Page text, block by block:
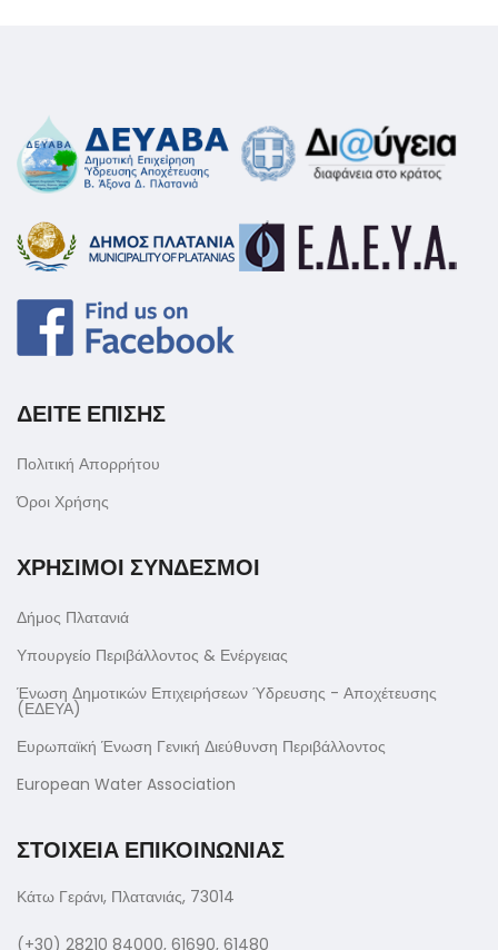
ΔΕΙΤΕ ΕΠΙΣΗΣ
Πολιτική Απορρήτου
Όροι Χρήσης
ΧΡΗΣΙΜΟΙ ΣΥΝΔΕΣΜΟΙ
Δήμος Πλατανιά
Υπουργείο Περιβάλλοντος & Ενέργειας
Ένωση Δημοτικών Επιχειρήσεων Ύδρευσης - Αποχέτευσης
(ΕΔΕΥΑ)
Ευρωπαϊκή Ένωση Γενική Διεύθυνση Περιβάλλοντος
European Water Association
ΣΤΟΙΧΕΙΑ ΕΠΙΚΟΙΝΩΝΙΑΣ
Κάτω Γεράνι, Πλατανιάς, 73014
(+30) 28210 84000, 61690, 61480